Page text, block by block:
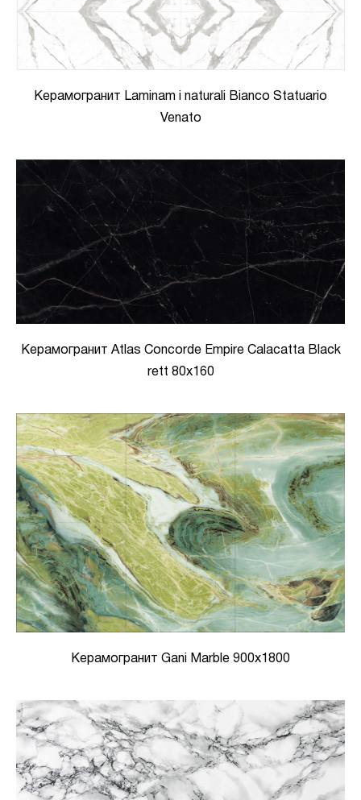
Керамогранит Laminam i naturali Bianco Statuario
Venato
Керамогранит Atlas Concorde Empire Calacatta Black
rett 80x160
Керамогранит Gani Marble 900х1800